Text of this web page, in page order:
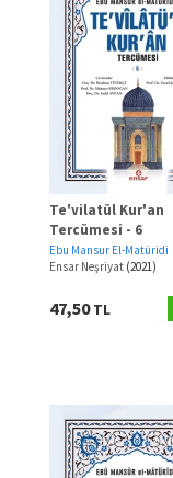
Te'vilatül Kur'an
Tercümesi - 6
Ebu Mansur El-Matüridi
Ensar Neşriyat (2021)
47,50TL